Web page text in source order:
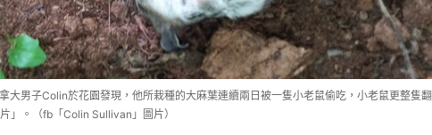
拿大男子Colin於花園發現，他所栽種的大麻葉連續兩日被一隻小老鼠偷吃，小老鼠更整隻翻
」。（fb「Colin Sullivan」圖片）